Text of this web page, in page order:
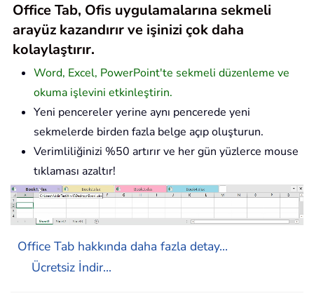
Office Tab, Ofis uygulamalarına sekmeli
arayüz kazandırır ve işinizi çok daha
kolaylaştırır.
Word, Excel, PowerPoint'te sekmeli düzenleme ve
okuma işlevini etkinleştirin.
Yeni pencereler yerine aynı pencerede yeni
sekmelerde birden fazla belge açıp oluşturun.
Verimliliğinizi %50 artırır ve her gün yüzlerce mouse
tıklaması azaltır!
Office Tab hakkında daha fazla detay...
Ücretsiz İndir...